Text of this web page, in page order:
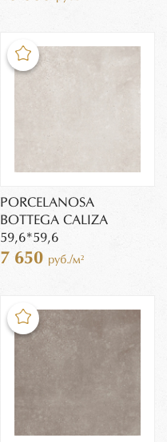
PORCELANOSA
BOTTEGA CALIZA
59,6*59,6
7 650 руб./м²